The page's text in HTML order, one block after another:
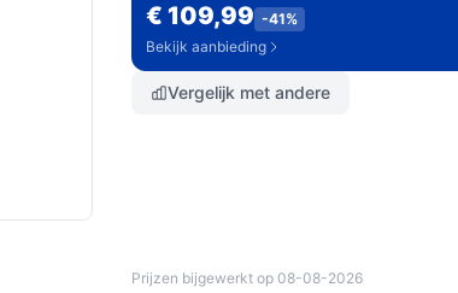
€ 109,99 -41%
Bekijk aanbieding
Vergelijk met andere
Prijzen bijgewerkt op 08-08-2026